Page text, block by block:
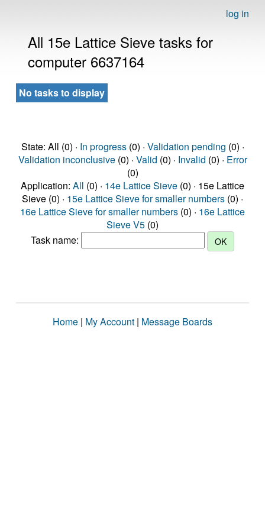
log in
All 15e Lattice Sieve tasks for
computer 6637164
No tasks to display
State: All (0) · In progress(0) · Validation pending (0) ·
Validation inconclusive(0) · Valid (0) · Invalid (0) · Error
(0)
Application: All (0) · 14e Lattice Sieve (0) · 15e Lattice
Sieve (0) · 15e Lattice Sieve for smaller numbers (0) ·
16e Lattice Sieve for smaller numbers (0) · 16e Lattice
Sieve V5 (0)
Task name:
Home | My Account | Message Boards